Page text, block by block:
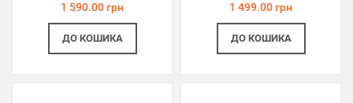
1 590.00 грн
ДО КОШИКА
1 499.00 грн
ДО КОШИКА